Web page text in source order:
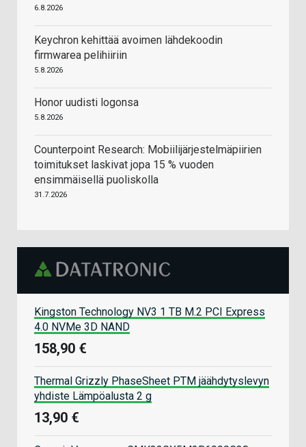
6.8.2026
Keychron kehittää avoimen lähdekoodin
firmwarea pelihiiriin
5.8.2026
Honor uudisti logonsa
5.8.2026
Counterpoint Research: Mobiilijärjestelmäpiirien
toimitukset laskivat jopa 15 % vuoden
ensimmäisellä puoliskolla
31.7.2026
Kingston Technology NV3 1 TB M.2 PCI Express
4.0 NVMe 3D NAND
158,90 €
Thermal Grizzly PhaseSheet PTM jäähdytyslevyn
yhdiste Lämpöalusta 2 g
13,90 €